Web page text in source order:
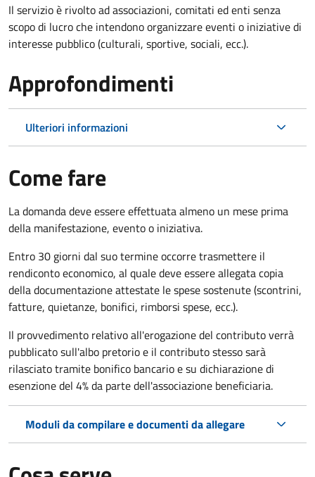
Il servizio è rivolto ad associazioni, comitati ed enti senza
scopo di lucro che intendono organizzare eventi o iniziative di
interesse pubblico (culturali, sportive, sociali, ecc.).
Approfondimenti
Ulteriori informazioni
Come fare
La domanda deve essere effettuata almeno un mese prima
della manifestazione, evento o iniziativa.
Entro 30 giorni dal suo termine occorre trasmettere il
rendiconto economico, al quale deve essere allegata copia
della documentazione attestate le spese sostenute (scontrini,
fatture, quietanze, bonifici, rimborsi spese, ecc.).
Il provvedimento relativo all'erogazione del contributo verrà
pubblicatosull'albo pretorio e il contributo stesso sarà
rilasciato tramite bonifico bancario e su dichiarazione di
esenzione del 4% da parte dell'associazione beneficiaria.
Moduli da compilare e documenti da allegare